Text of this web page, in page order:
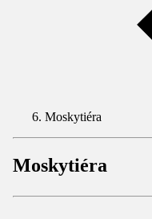
Moskytiéra
Moskytiéra